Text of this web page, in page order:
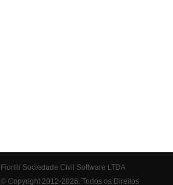
Fiorilli Sociedade Civil Software LTDA
© Copyright 2012-2026. Todos os Direitos